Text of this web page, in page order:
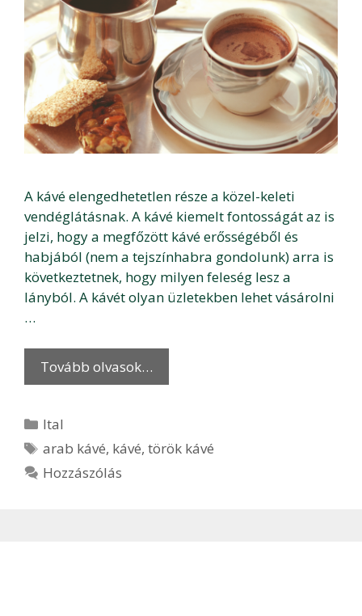
A kávé elengedhetetlen része a közel-keleti
vendéglátásnak. A kávé kiemelt fontosságát az is
jelzi, hogy a megfőzött kávé erősségéből és
habjából (nem a tejszínhabra gondolunk) arra is
következtetnek, hogy milyen feleség lesz a
lányból. A kávét olyan üzletekben lehet vásárolni
…
Tovább olvasok…
Kategória
Ital
Címkék
arab kávé, kávé,török kávé
Hozzászólás